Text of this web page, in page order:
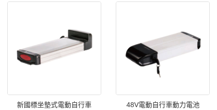
新國標坐墊式電動自行車
48V電動自行車動力電池